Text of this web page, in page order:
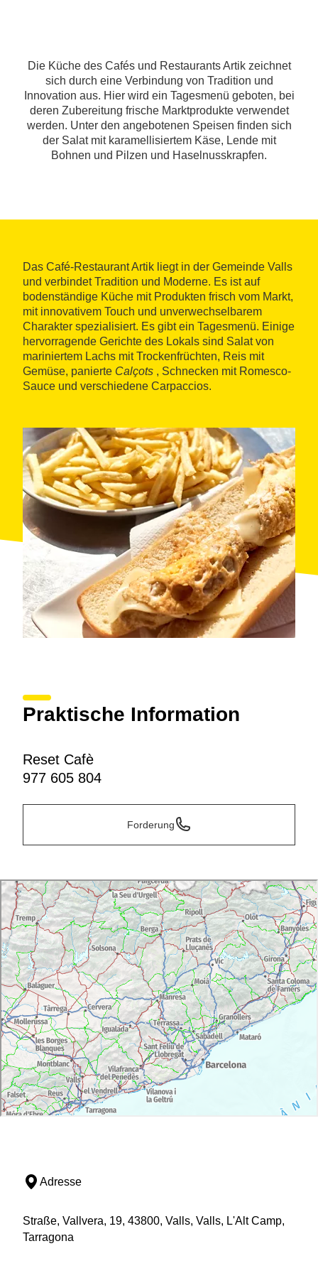
Die Küche des Cafés und Restaurants Artik zeichnet
sich durch eine Verbindung von Tradition und
Innovation aus. Hier wird ein Tagesmenü geboten, bei
deren Zubereitung frische Marktprodukte verwendet
werden. Unter den angebotenen Speisen finden sich
der Salat mit karamellisiertem Käse, Lende mit
Bohnen und Pilzen und Haselnusskrapfen.
Das Café-Restaurant Artik liegt in der Gemeinde Valls
und verbindet Tradition und Moderne. Es ist auf
bodenständige Küche mit Produkten frisch vom Markt,
mit innovativem Touch und unverwechselbarem
Charakter spezialisiert. Es gibt ein Tagesmenü. Einige
hervorragende Gerichte des Lokals sind Salat von
mariniertem Lachs mit Trockenfrüchten, Reis mit
Gemüse, panierte Calçots , Schnecken mit Romesco-
Sauce und verschiedene Carpaccios.
Praktische Information
Reset Cafè
977 605 804
Forderung
Adresse
Straße, Vallvera, 19, 43800, Valls, Valls, L'Alt Camp,
Tarragona